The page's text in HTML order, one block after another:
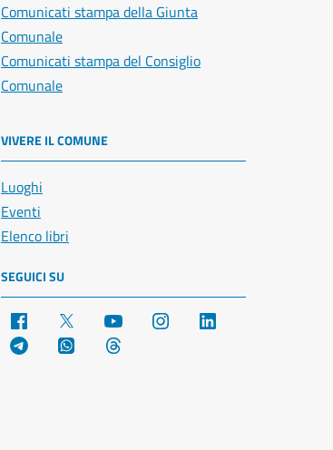
Comunicati stampa della Giunta
Comunale
Comunicati stampa del Consiglio
Comunale
VIVERE IL COMUNE
Luoghi
Eventi
Elenco libri
SEGUICI SU
Facebook YouTube Instagram
Telegram WhatsApp